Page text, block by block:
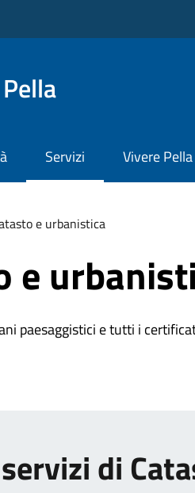
Servizi Vivere Pella
e urbanistica
e
paesaggistici e tutti i
di